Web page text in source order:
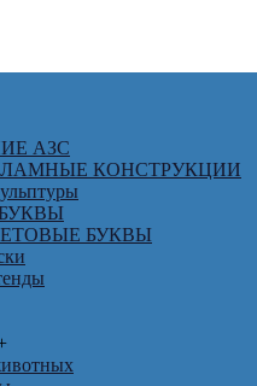
АЗС
КОНСТРУКЦИИ
БУКВЫ